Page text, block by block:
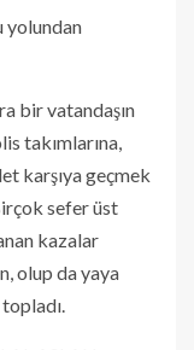
yolundan
bir vatandaşın
takımlarına,
karşıya geçmek
sefer üst
kazalar
olup da yaya